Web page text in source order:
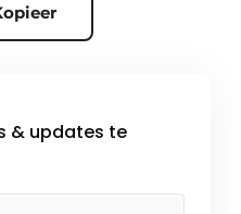
& updates te